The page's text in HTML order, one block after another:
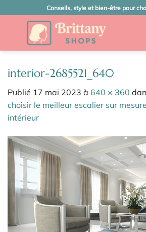
au
Conseils, style et bien-être pour
interior-2685521_640
Publié 17 mai 2023 à 640 × 360
choisir le meilleur escalier sur
intérieur